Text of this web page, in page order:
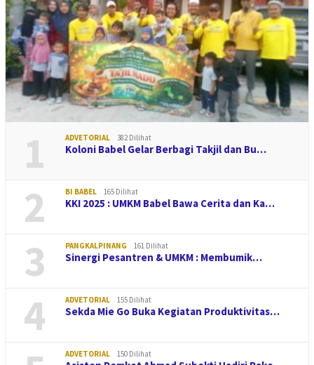
1 ADVETORIAL 382 Dilihat
Koloni Babel Gelar Berbagi Takjil dan Bu…
2 BI BABEL 165 Dilihat
KKI 2025 : UMKM Babel Bawa Cerita dan Ka…
3 PANGKALPINANG 161 Dilihat
Sinergi Pesantren & UMKM : Membumik…
4 ADVETORIAL 155 Dilihat
Sekda Mie Go Buka Kegiatan Produktivitas…
ADVETORIAL 150 Dilihat